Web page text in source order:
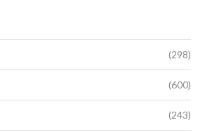
(298)
(600)
(243)